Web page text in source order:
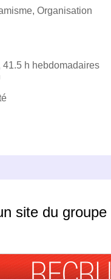
Organisation
41.5 h hebdomadaires
site du groupe